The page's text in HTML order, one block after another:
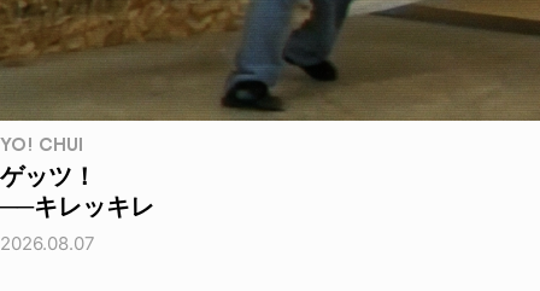
YO! CHUI
ゲッツ！
──キレッキレ
2026.08.07